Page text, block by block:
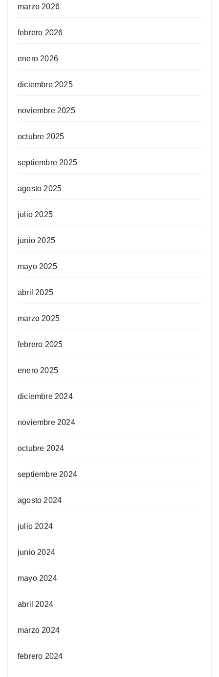
marzo 2026
febrero 2026
enero 2026
diciembre 2025
noviembre 2025
octubre 2025
septiembre 2025
agosto 2025
julio 2025
junio 2025
mayo 2025
abril 2025
marzo 2025
febrero 2025
enero 2025
diciembre 2024
noviembre 2024
octubre 2024
septiembre 2024
agosto 2024
julio 2024
junio 2024
mayo 2024
abril 2024
marzo 2024
febrero 2024